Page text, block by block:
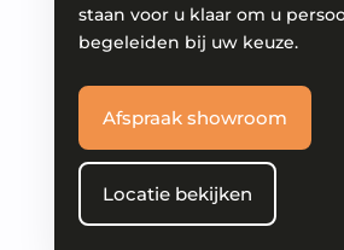
staan voor u klaar om u
begeleiden bij uw keuze.
Afspraak showroom
Locatie bekijken